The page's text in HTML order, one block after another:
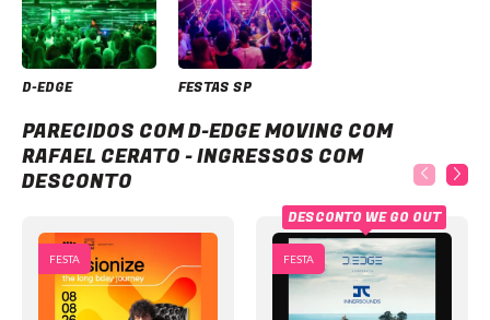
D-EDGE FESTAS SP
PARECIDOS COM D-EDGE MOVING COM
RAFAEL CERATO - INGRESSOS COM
DESCONTO
FESTA FESTA
DESCONTO WE GO OUT